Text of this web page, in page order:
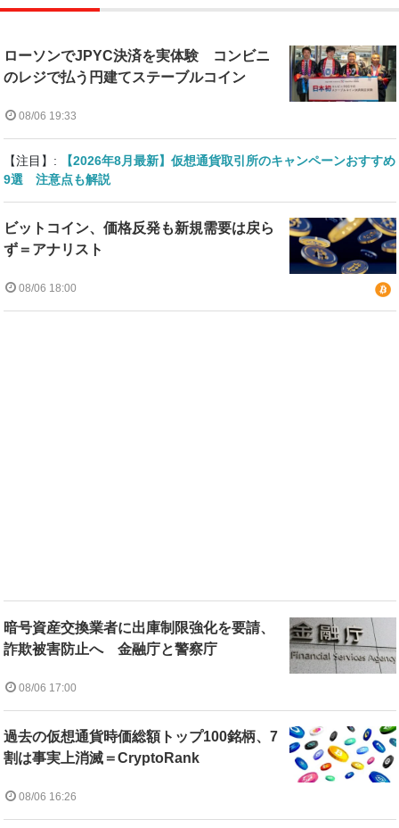
ローソンでJPYC決済を実体験 コンビニ
のレジで払う円建てステーブルコイン
08/06 19:33
【注目】:
【2026年8月最新】仮想通貨取引所のキャンペーンおすすめ
9選 注意点も解説
ビットコイン、価格反発も新規需要は戻ら
ず＝アナリスト
08/06 18:00
暗号資産交換業者に出庫制限強化を要請、
詐欺被害防止へ 金融庁と警察庁
08/06 17:00
過去の仮想通貨時価総額トップ100銘柄、7
割は事実上消滅＝CryptoRank
08/06 16:26